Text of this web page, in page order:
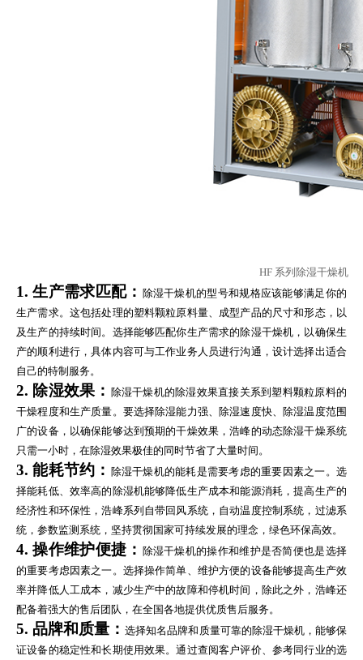
HF 系列除湿干燥机
1. 生产需求匹配： 除湿干燥机的型号和规格应该能够满足你的
生产需求。这包括处理的塑料颗粒原料量、成型产品的尺寸和形态，以
及生产的持续时间。选择能够匹配你生产需求的除湿干燥机，以确保生
产的顺利进行，具体内容可与工作业务人员进行沟通，设计选择出适合
自己的特制服务。
2. 除湿效果： 除湿干燥机的除湿效果直接关系到塑料颗粒原料的
干燥程度和生产质量。要选择除湿能力强、除湿速度快、除湿温度范围
广的设备，以确保能够达到预期的干燥效果，浩峰的动态除湿干燥系统
只需一小时，在除湿效果极佳的同时节省了大量时间。
3. 能耗节约： 除湿干燥机的能耗是需要考虑的重要因素之一。选
择能耗低、效率高的除湿机能够降低生产成本和能源消耗，提高生产的
经济性和环保性，浩峰系列自带回风系统，自动温度控制系统，过滤系
统，参数监测系统，坚持贯彻国家可持续发展的理念，绿色环保高效。
4. 操作维护便捷： 除湿干燥机的操作和维护是否简便也是选择
的重要考虑因素之一。选择操作简单、维护方便的设备能够提高生产效
率并降低人工成本，减少生产中的故障和停机时间，除此之外，浩峰还
配备着强大的售后团队，在全国各地提供优质售后服务。
5. 品牌和质量：选择知名品牌和质量可靠的除湿干燥机，能够保
证设备的稳定性和长期使用效果。通过查阅客户评价、参考同行业的选